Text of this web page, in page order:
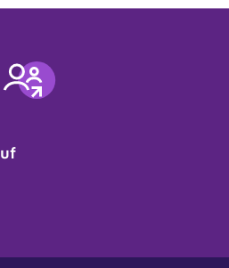
Sina
Sina berät Sie
Wartezeit. Sie versteht zwar
lernt aber ständig dazu.